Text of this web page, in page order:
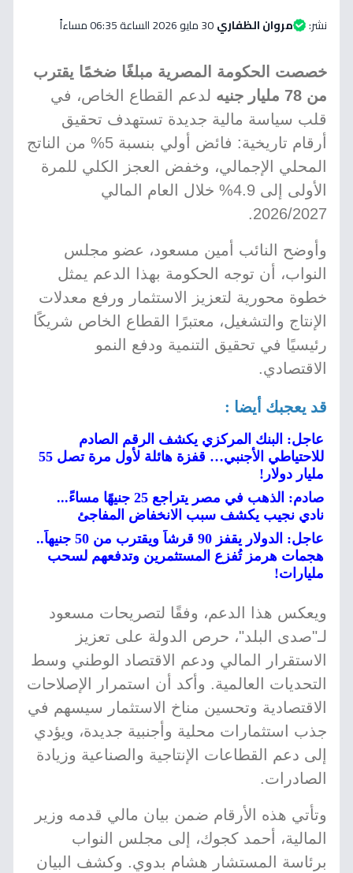
نشر: مروان الظفاري30 مايو 2026 الساعة 06:35 مساءاً
خصصت الحكومة المصرية مبلغًا ضخمًا يقترب
من 78 مليار جنيه
لدعم القطاع الخاص، في
قلب سياسة مالية جديدة تستهدف تحقيق
أرقام تاريخية: فائض أولي بنسبة 5% من الناتج
المحلي الإجمالي، وخفض العجز الكلي للمرة
الأولى إلى 4.9% خلال العام المالي
2026/2027.
وأوضح النائب أمين مسعود، عضو مجلس
النواب، أن توجه الحكومة بهذا الدعم يمثل
خطوة محورية لتعزيز الاستثمار ورفع معدلات
الإنتاج والتشغيل، معتبرًا القطاع الخاص شريكًا
رئيسيًا في تحقيق التنمية ودفع النمو
الاقتصادي.
قد يعجبك أيضا :
عاجل: البنك المركزي يكشف الرقم الصادم
للاحتياطي الأجنبي… قفزة هائلة لأول مرة تصل 55
مليار دولار!
صادم: الذهب في مصر يتراجع 25 جنيهًا مساءً...
نادي نجيب يكشف سبب الانخفاض المفاجئ
عاجل: الدولار يقفز 90 قرشاً ويقترب من 50 جنيهاً..
هجمات هرمز تُفزع المستثمرين وتدفعهم لسحب
مليارات!
ويعكس هذا الدعم، وفقًا لتصريحات مسعود
لـ"صدى البلد"، حرص الدولة على تعزيز
الاستقرار المالي ودعم الاقتصاد الوطني وسط
التحديات العالمية. وأكد أن استمرار الإصلاحات
الاقتصادية وتحسين مناخ الاستثمار سيسهم في
جذب استثمارات محلية وأجنبية جديدة، ويؤدي
إلى دعم القطاعات الإنتاجية والصناعية وزيادة
الصادرات.
وتأتي هذه الأرقام ضمن بيان مالي قدمه وزير
المالية، أحمد كجوك، إلى مجلس النواب
برئاسة المستشار هشام بدوي. وكشف البيان